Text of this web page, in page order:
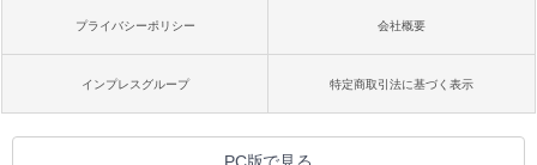
プライバシーポリシー 会社概要
インプレスグループ 特定商取引法に基づく表示